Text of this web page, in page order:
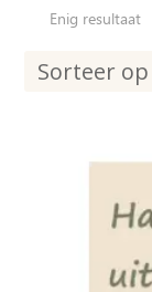
Enig resultaat